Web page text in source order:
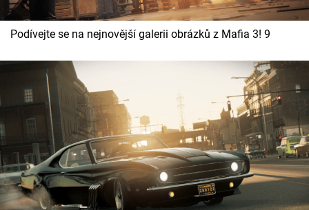
Podívejte se na nejnovější galerii obrázků z Mafia 3! 9